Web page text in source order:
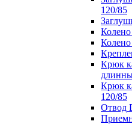
120/85
Колено
Колено
Крюк
Крюк
120/85
Отвод